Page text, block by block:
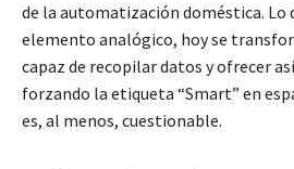
de la automatización doméstica. Lo
elemento analógico, hoy se
capaz de recopilar datos y ofrecer
forzando la etiqueta “Smart” en
es, al menos, cuestionable.